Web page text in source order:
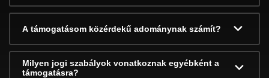
A támogatásom közérdekű adománynak számít?
Milyen jogi szabályok vonatkoznak egyébként a
támogatásra?